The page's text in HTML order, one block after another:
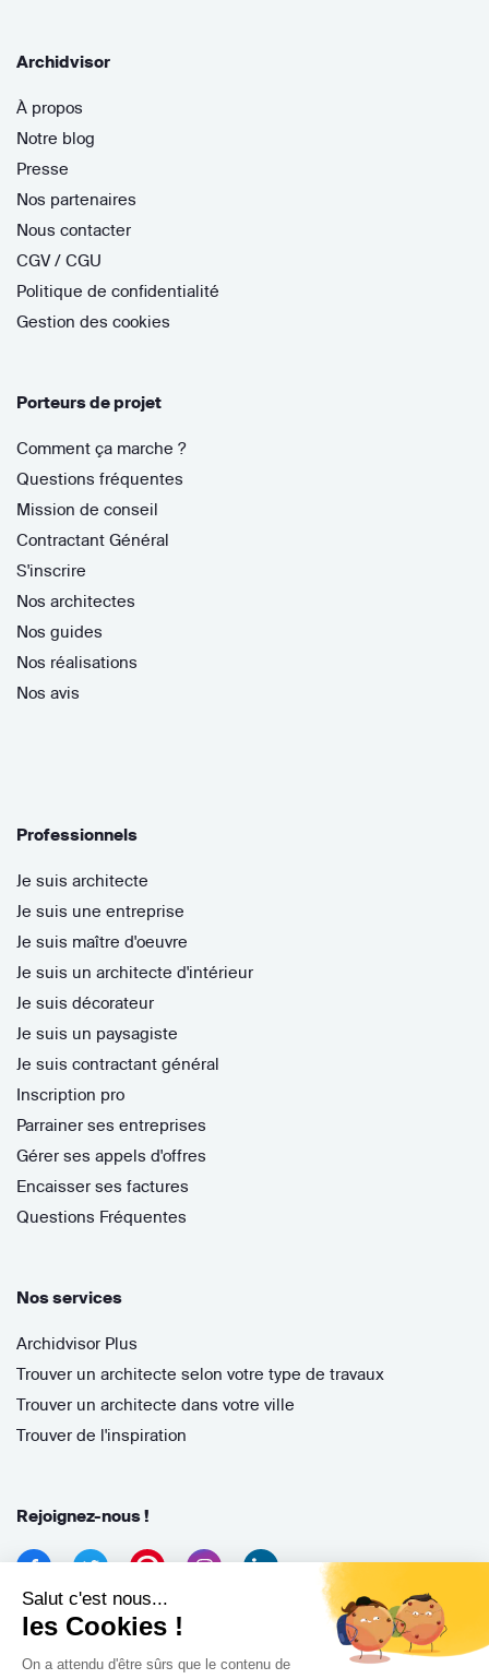
Salut c'est nous...
les Cookies !
On a attendu d'être sûrs que le contenu de
Archidvisor
À propos
Notre blog
Presse
Nos partenaires
Nous contacter
CGV / CGU
Politique de confidentialité
Gestion des cookies
Porteurs de projet
Comment ça marche ?
Questions fréquentes
Mission de conseil
Contractant Général
S'inscrire
Nos architectes
Nos guides
Nos réalisations
Nos avis
Professionnels
Je suis architecte
Je suis une entreprise
Je suis maître d'oeuvre
Je suis un architecte d'intérieur
Je suis décorateur
Je suis un paysagiste
Je suis contractant général
Inscription pro
Parrainer ses entreprises
Gérer ses appels d'offres
Encaisser ses factures
Questions Fréquentes
Nos services
Archidvisor Plus
Trouver un architecte selon votre type de travaux
Trouver un architecte dans votre ville
Trouver de l'inspiration
Rejoignez-nous !